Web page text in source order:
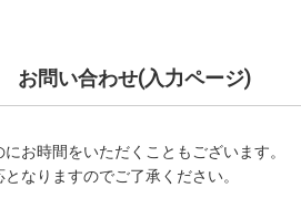
お問い合わせ(入力ページ)
お時間をいただくこともございます。
なりますのでご了承ください。